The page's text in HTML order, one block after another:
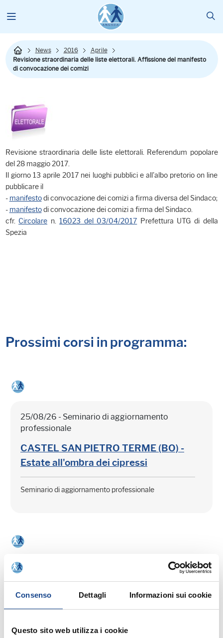
Consenso Dettagli Informazioni sui cookie
Questo sito web utilizza i cookie
News 2016
Aprile
Revisione straordinaria delle liste elettorali. Affissione del manifesto
di convocazione dei comizi
Revisione straordinaria delle liste elettorali. Referendum popolare
del 28 maggio 2017.
Il giorno 13 aprile 2017 nei luoghi pubblici e all'albo pretorio on line
pubblicare il
- manifestodi convocazione dei comizi a firma diversa del Sindaco;
- manifestodi convocazione dei comizi a firma del Sindaco.
cfr. Circolare n.16023 del 03/04/2017 Prefettura UTG di della
Spezia
Prossimi corsi in programma:
25/08/26 - Seminario di aggiornamento
professionale
CASTEL SAN PIETRO TERME (BO) -
Estate all'ombra dei cipressi
Seminario di aggiornamento professionale
03/09/26 - Seminario di aggiornamento
professionale
CASTEL SAN PIETRO TERME (BO) -
74/2025